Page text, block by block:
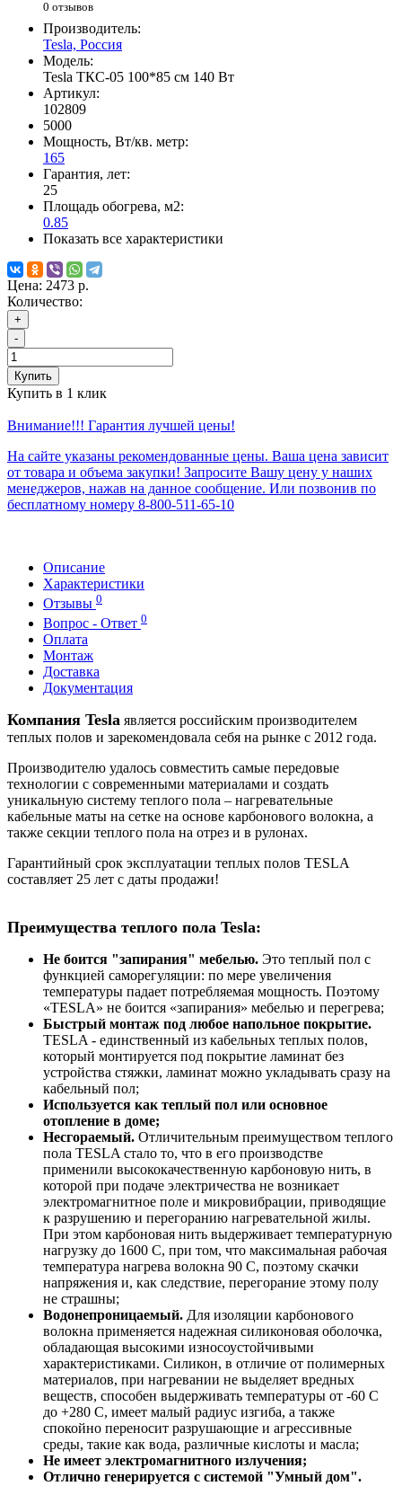
0 отзывов
Производитель:
Tesla, Россия
Модель:
Tesla ТКС-05 100*85 см 140 Вт
Артикул:
102809
5000
Мощность, Вт/кв. метр:
165
Гарантия, лет:
25
Площадь обогрева, м2:
0.85
Показать все характеристики
Цена: 2473 р.
Количество:
+
-
Купить
Купить в 1 клик
Внимание!!! Гарантия лучшей цены!
На сайте указаны рекомендованные цены. Ваша цена зависит
от товара и объема закупки! Запросите Вашу цену у наших
менеджеров, нажав на данное сообщение. Или позвонив по
бесплатному номеру 8-800-511-65-10
Описание
Характеристики
Отзывы 0
Вопрос - Ответ 0
Оплата
Монтаж
Доставка
Документация
Компания Tesla является российским производителем
теплых полов и зарекомендовала себя на рынке с 2012 года.
Производителю удалось совместить самые передовые
технологии с современными материалами и создать
уникальную систему теплого пола – нагревательные
кабельные маты на сетке на основе карбонового волокна, а
также секции теплого пола на отрез и в рулонах.
Гарантийный срок эксплуатации теплых полов TESLA
составляет 25 лет с даты продажи!
Преимущества теплого пола Tesla:
Не боится "запирания" мебелью. Это теплый пол с
функцией саморегуляции: по мере увеличения
температуры падает потребляемая мощность. Поэтому
«TESLA» не боится «запирания» мебелью и перегрева;
Быстрый монтаж под любое напольное покрытие.
TESLA - единственный из кабельных теплых полов,
который монтируется под покрытие ламинат без
устройства стяжки, ламинат можно укладывать сразу на
кабельный пол;
Используется как теплый пол или основное
отопление в доме;
Несгораемый. Отличительным преимуществом теплого
пола TESLA стало то, что в его производстве
применили высококачественную карбоновую нить, в
которой при подаче электричества не возникает
электромагнитное поле и микровибрации, приводящие
к разрушению и перегоранию нагревательной жилы.
При этом карбоновая нить выдерживает температурную
нагрузку до 1600 С, при том, что максимальная рабочая
температура нагрева волокна 90 С, поэтому скачки
напряжения и, как следствие, перегорание этому полу
не страшны;
Водонепроницаемый. Для изоляции карбонового
волокна применяется надежная силиконовая оболочка,
обладающая высокими износоустойчивыми
характеристиками. Силикон, в отличие от полимерных
материалов, при нагревании не выделяет вредных
веществ, способен выдерживать температуры от -60 С
до +280 С, имеет малый радиус изгиба, а также
спокойно переносит разрушающие и агрессивные
среды, такие как вода, различные кислоты и масла;
Не имеет электромагнитного излучения;
Отлично генерируется с системой "Умный дом".